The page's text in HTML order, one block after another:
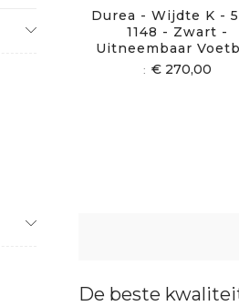
Durea - Wijdte K -
1148 - Zwart -
Uitneembaar
€ 270,00
De beste